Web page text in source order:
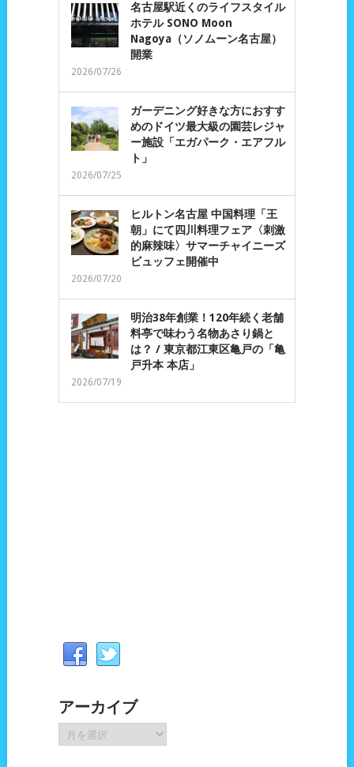
名古屋駅近くのライフスタイル
ホテル SONO Moon
Nagoya（ソノムーン名古屋）
開業
2026/07/26
ガーデニング好きな方におすす
めのドイツ最大級の園芸レジャ
ー施設「エガパーク・エアフル
ト」
2026/07/25
ヒルトン名古屋 中国料理「王
朝」にて四川料理フェア〈刺激
的麻辣味〉サマーチャイニーズ
ビュッフェ開催中
2026/07/20
明治38年創業！120年続く老舗
料亭で味わう名物あさり鍋と
は？ / 東京都江東区亀戸の「亀
戸升本 本店」
2026/07/19
アーカイブ
ー